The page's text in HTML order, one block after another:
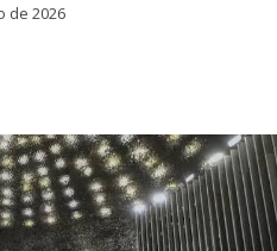
de 2026